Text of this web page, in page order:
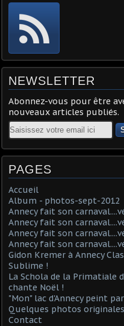
NEWSLETTER
Abonnez-vous pour être
nouveaux articles publiés.
Email
PAGES
Accueil
Album - photos-sept-2012
Annecy fait son
Annecy fait son
Annecy fait son
Annecy fait son
Gidon Kremer à Annecy
Sublime !
La Schola de la Primatiale
chante Noël !
"Mon" lac d'Annecy peint
Quelques photos originales
Contact